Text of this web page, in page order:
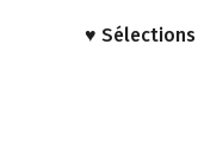
♥️ Sélections